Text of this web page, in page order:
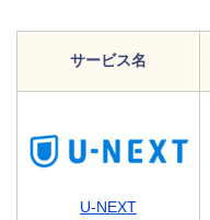
サービス名
U-NEXT